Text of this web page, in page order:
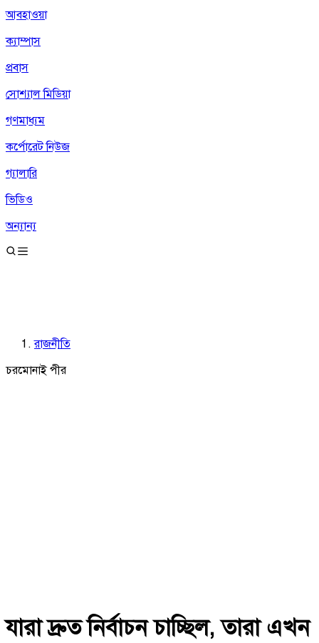
আবহাওয়া
ক্যাম্পাস
প্রবাস
সোশ্যাল মিডিয়া
গণমাধ্যম
কর্পোরেট নিউজ
গ্যালারি
ভিডিও
অন্যান্য
রাজনীতি
চরমোনাই পীর
যারা দ্রুত নির্বাচন চাচ্ছিল, তারা এখন